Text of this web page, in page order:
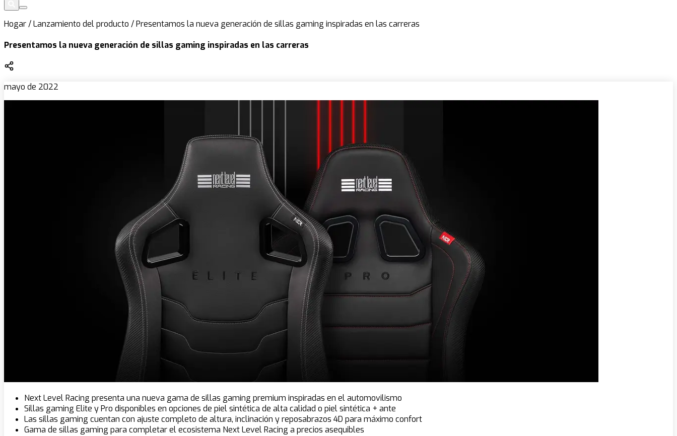
Hogar/Lanzamiento del producto /Presentamos la nueva generación de sillas gaming inspiradas en las carreras
Presentamos la nueva generación de sillas gaming inspiradas en las carreras
mayo de 2022
Next Level Racing presenta una nueva gama de sillas gaming premium inspiradas en el automovilismo
Sillas gaming Elite y Pro disponibles en opciones de piel sintética de alta calidad o piel sintética + ante
Las sillas gaming cuentan con ajuste completo de altura, inclinación y reposabrazos 4D para máximo confort
Gama de sillas gaming para completar el ecosistema Next Level Racing a precios asequibles